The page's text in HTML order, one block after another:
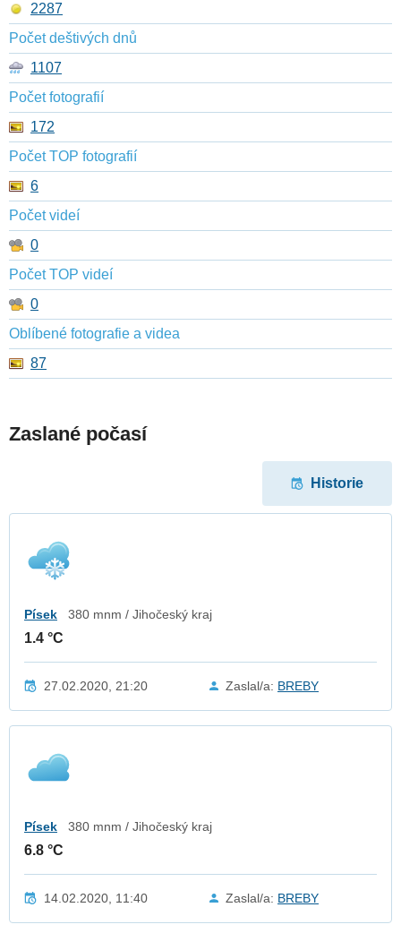
2287
Počet deštivých dnů
1107
Počet fotografií
172
Počet TOP fotografií
6
Počet videí
0
Počet TOP videí
0
Oblíbené fotografie a videa
87
Zaslané počasí
Historie
Písek 380 mnm / Jihočeský kraj
1.4 °C
27.02.2020, 21:20 Zaslal/a: BREBY
Písek 380 mnm / Jihočeský kraj
6.8 °C
14.02.2020, 11:40 Zaslal/a: BREBY